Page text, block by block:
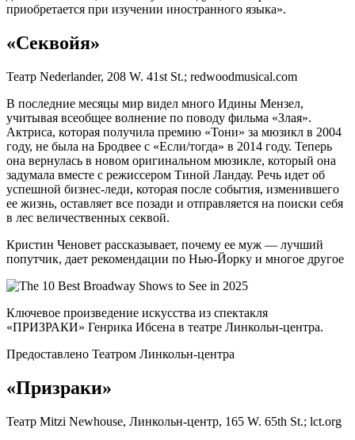
приобретается при изучении иностранного языка».
«Секвойя»
Театр Nederlander, 208 W. 41st St.; redwoodmusical.com
В последние месяцы мир видел много Идины Мензел,
учитывая всеобщее волнение по поводу фильма «Злая».
Актриса, которая получила премию «Тони» за мюзикл в 2004
году, не была на Бродвее с «Если/тогда» в 2014 году. Теперь
она вернулась в новом оригинальном мюзикле, который она
задумала вместе с режиссером Тиной Ландау. Речь идет об
успешной бизнес-леди, которая после события, изменившего
ее жизнь, оставляет все позади и отправляется на поиски себя
в лес величественных секвой.
Кристин Ченовет рассказывает, почему ее муж — лучший
попутчик, дает рекомендации по Нью-Йорку и многое другое
Ключевое произведение искусства из спектакля
«ПРИЗРАКИ» Генрика Ибсена в театре Линкольн-центра.
Предоставлено Театром Линкольн-центра
«Призраки»
Театр Mitzi Newhouse, Линкольн-центр, 165 W. 65th St.; lct.org